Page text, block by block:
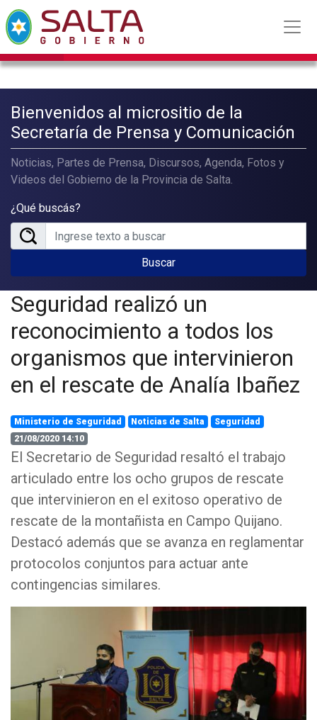
Bienvenidos al micrositio de la
Secretaría de Prensa y Comunicación
Noticias, Partes de Prensa, Discursos, Agenda, Fotos y
Videos del Gobierno de la Provincia de Salta.
¿Qué buscás?
Buscar
Seguridad realizó un
reconocimiento a todos los
organismos que intervinieron
en el rescate de Analía Ibañez
Ministerio de Seguridad Noticias de Salta
Seguridad
21/08/2020 14:10
El Secretario de Seguridad resaltó el trabajo
articulado entre los ocho grupos de rescate
que intervinieron en el exitoso operativo de
rescate de la montañista en Campo Quijano.
Destacó además que se avanza en reglamentar
protocolos conjuntos para actuar ante
contingencias similares.